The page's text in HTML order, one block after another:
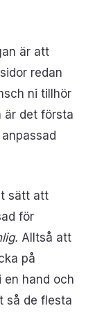
är att
redan
ni tillhör
är det första
sätt att
för
Alltså att
på
en hand och
så de flesta